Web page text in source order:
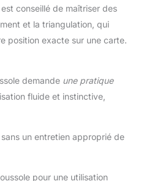
conseillé de maîtriser des
et la triangulation, qui
position exacte sur une carte.
demande une pratique
fluide et instinctive,
un entretien approprié de
pour une utilisation